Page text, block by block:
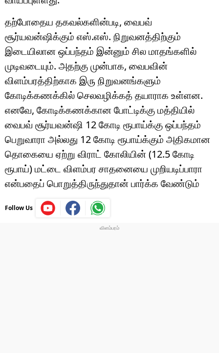
தற்போதைய தகவல்களின்படி, வைபவ்
சூர்யவன்ஷிக்கும் எஸ்.எஸ். நிறுவனத்திற்கும்
இடையிலான ஒப்பந்தம் இன்னும் சில மாதங்களில்
முடிவடையும். அதற்கு முன்பாக, வைபவின்
விளம்பரத்திற்காக இரு நிறுவனங்களும்
கோடிக்கணக்கில் செலவழிக்கத் தயாராக உள்ளன.
எனவே, கோடிக்கணக்கான போட்டிக்கு மத்தியில்
வைபவ் சூர்யவன்ஷி 12 கோடி ரூபாய்க்கு ஒப்பந்தம்
பெறுவாரா அல்லது 12 கோடி ரூபாய்க்கும் அதிகமான
தொகையை ஏற்று விராட் கோலியின் (12.5 கோடி
ரூபாய்) மட்டை விளம்பர சாதனையை முறியடிப்பாரா
என்பதைப் பொறுத்திருந்துதான் பார்க்க வேண்டும்
Follow Us